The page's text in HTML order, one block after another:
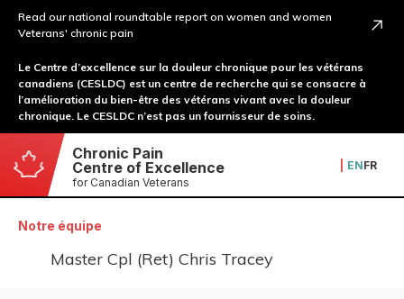
Read our national roundtable report on women and women
Veterans' chronic pain
Le Centre d’excellence sur la douleur chronique pour les vétérans
canadiens (CESLDC) est un centre de recherche qui se consacre à
l’amélioration du bien-être des vétérans vivant avec la douleur
chronique. Le CESLDC n’est pas un fournisseur de soins.
Chronic Pain
Centre of Excellence
for Canadian Veterans
ENFR
Notre équipe
Master Cpl (Ret) Chris Tracey